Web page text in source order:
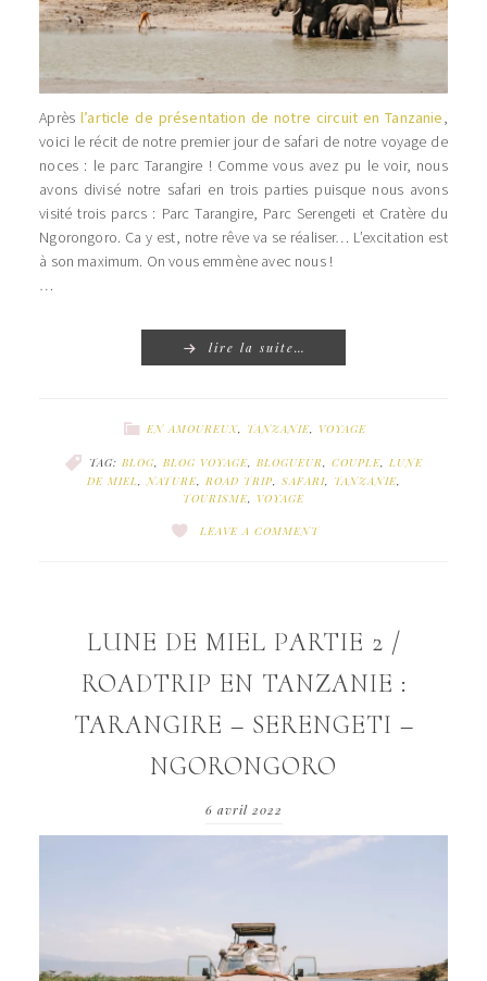
Aprèsl’article de présentation de notre circuit en Tanzanie,
voici le récit de notre premier jour de safari de notre voyage de
noces : le parc Tarangire ! Comme vous avez pu le voir, nous
avons divisé notre safari en trois parties puisque nous avons
visité trois parcs : Parc Tarangire, Parc Serengeti et Cratère du
Ngorongoro. Ca y est, notre rêve va se réaliser… L’excitation est
à son maximum. On vous emmène avec nous !
…
lire la suite…
EN AMOUREUX, TANZANIE, VOYAGE
TAG: BLOG, BLOG VOYAGE, BLOGUEUR, COUPLE, LUNE
DE MIEL,NATURE, ROAD TRIP, SAFARI, TANZANIE,
TOURISME, VOYAGE
LEAVE A COMMENT
LUNE DE MIEL PARTIE 2 /
ROADTRIP EN TANZANIE :
TARANGIRE – SERENGETI –
NGORONGORO
6 avril 2022